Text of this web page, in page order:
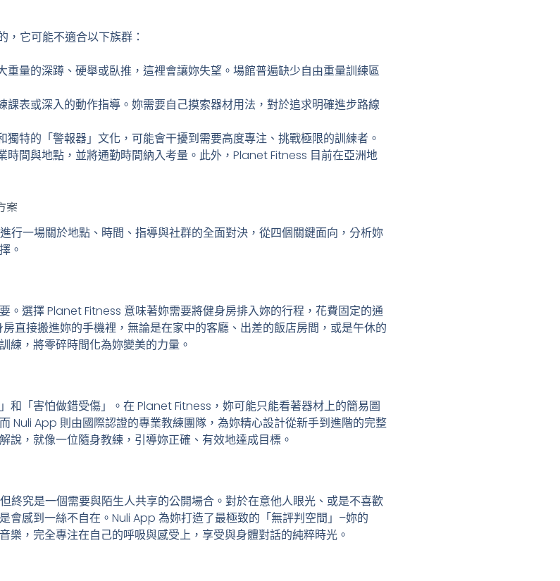
它可能不適合以下族群：
重量的深蹲、硬舉或臥推，這裡會讓妳失望。場館普遍缺少自由重量訓練區
課表或深入的動作指導。妳需要自己摸索器材用法，對於追求明確進步路線
獨特的「警報器」文化，可能會干擾到需要高度專注、挑戰極限的訓練者。
時間與地點，並將通勤時間納入考量。此外，Planet Fitness 目前在亞洲地
案
行一場關於地點、時間、指導與社群的全面對決，從四個關鍵面向，分析妳
。
。選擇 Planet Fitness 意味著妳需要將健身房排入妳的行程，花費固定的通
直接搬進妳的手機裡，無論是在家中的客廳、出差的飯店房間，或是午休的
練，將零碎時間化為妳變美的力量。
和「害怕做錯受傷」。在 Planet Fitness，妳可能只能看著器材上的簡易圖
Nuli App 則由國際認證的專業教練團隊，為妳精心設計從新手到進階的完整
說，就像一位隨身教練，引導妳正確、有效地達成目標。
終究是一個需要與陌生人共享的公開場合。對於在意他人眼光、或是不喜歡
會感到一絲不自在。Nuli App 為妳打造了最極致的「無評判空間」–妳的
樂，完全專注在自己的呼吸與感受上，享受與身體對話的純粹時光。